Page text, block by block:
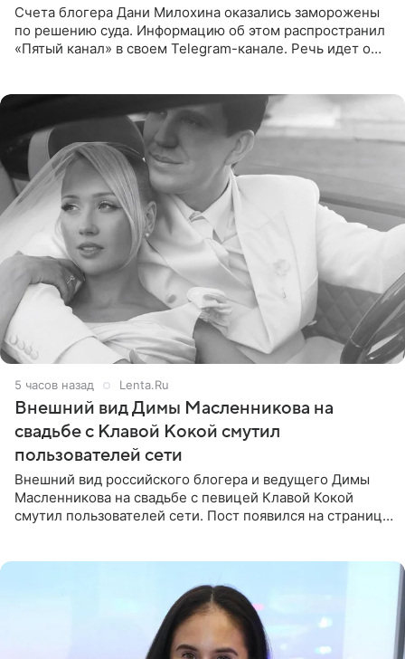
Счета блогера Дани Милохина оказались заморожены
по решению суда. Информацию об этом распространил
«Пятый канал» в своем Telegram-канале. Речь идет о
5 часов назад Lenta.Ru
Внешний вид Димы Масленникова на
свадьбе с Клавой Кокой смутил
пользователей сети
Внешний вид российского блогера и ведущего Димы
Масленникова на свадьбе с певицей Клавой Кокой
смутил пользователей сети. Пост появился на странице